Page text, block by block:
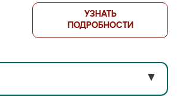
УЗНАТЬ
ПОДРОБНОСТИ
▼